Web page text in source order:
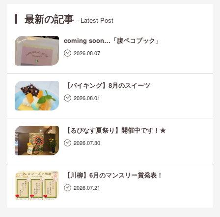
最新の記事- Latest Post
coming soon…「腹ペコブック」
2026.08.07
【バイキング】8月のスイーツ
2026.08.01
【るぴなす夏祭り】開催中です！★
2026.07.30
【川柳】6月のマンスリー賞発表！
2026.07.21